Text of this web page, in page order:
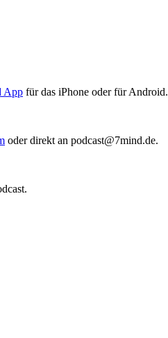
App für das iPhone oder für Android.
oder direkt an podcast@7mind.de.